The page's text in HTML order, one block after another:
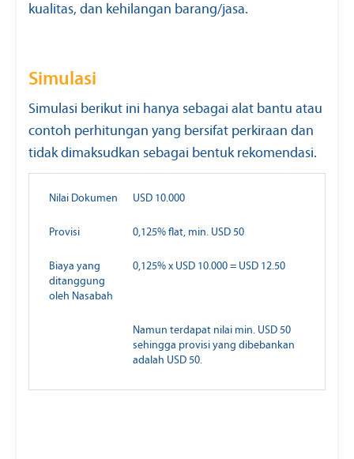
kualitas, dan kehilangan barang/jasa.
Simulasi
Simulasi berikut ini hanya sebagai alat bantu atau
contoh perhitungan yang bersifat perkiraan dan
tidak dimaksudkan sebagai bentuk rekomendasi.
Nilai Dokumen USD 10.000
Provisi 0,125% flat, min. USD 50
Biaya yang
ditanggung
oleh Nasabah
0,125% x USD 10.000 = USD 12.50
Namun terdapat nilai min. USD 50
sehingga provisi yang dibebankan
adalah USD 50.